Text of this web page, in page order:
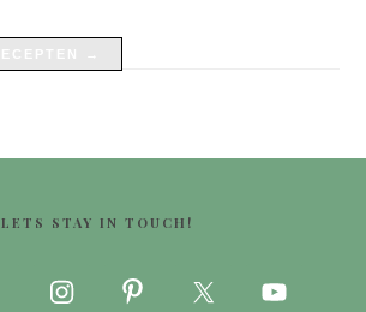
LETS STAY IN TOUCH!